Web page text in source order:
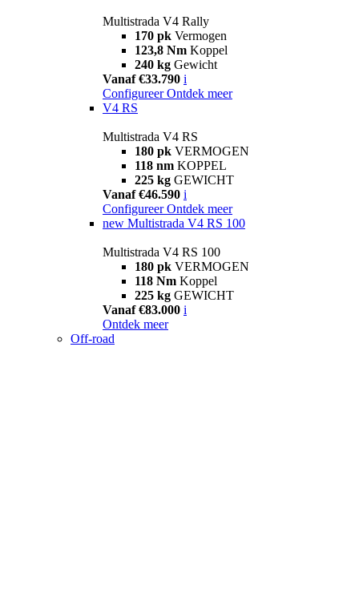
Multistrada V4 Rally
170 pk Vermogen
123,8 Nm Koppel
240 kg Gewicht
Vanaf €33.790 i
Configureer Ontdek meer
V4 RS
Multistrada V4 RS
180 pk VERMOGEN
118 nm KOPPEL
225 kg GEWICHT
Vanaf €46.590 i
Configureer Ontdek meer
new Multistrada V4 RS 100
Multistrada V4 RS 100
180 pk VERMOGEN
118 Nm Koppel
225 kg GEWICHT
Vanaf €83.000 i
Ontdek meer
Off-road